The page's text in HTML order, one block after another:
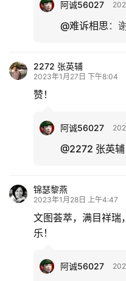
阿诚56027
@难诉相思 ：
2272 张英辅
2023年1月27日 下午8:04
赞！
阿诚56027
@2272 张英辅
锦瑟黎燕
2023年1月28日 上午4:47
文图荟萃，满目祥瑞
乐！
阿诚56027